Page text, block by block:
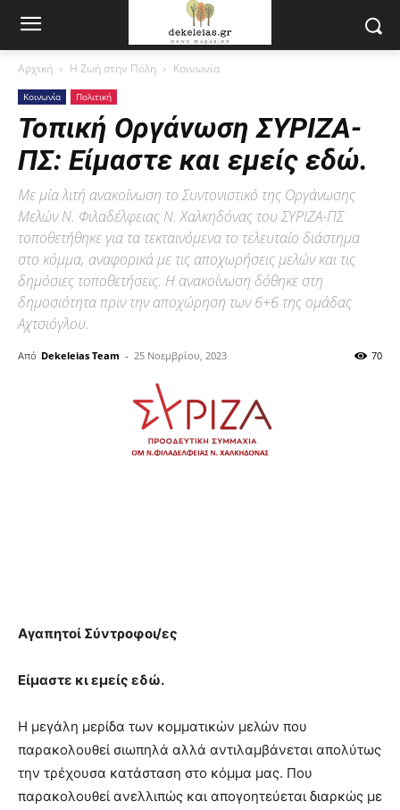
Αρχική Η Ζωή στην Πόλη Κοινωνία
Κοινωνία Πολιτική
Τοπική Οργάνωση ΣΥΡΙΖΑ-
ΠΣ: Είμαστε και εμείς εδώ.
Με μία λιτή ανακοίνωση το Συντονιστικό της Οργάνωσης
Μελών Ν. Φιλαδέλφειας Ν. Χαλκηδόνας του ΣΥΡΙΖΑ-ΠΣ
τοποθετήθηκε για τα τεκταινόμενα το τελευταίο διάστημα
στο κόμμα, αναφορικά με τις αποχωρήσεις μελών και τις
δημόσιες τοποθετήσεις. Η ανακοίνωση δόθηκε στη
δημοσιότητα πριν την αποχώρηση των 6+6 της ομάδας
Αχτσιόγλου.
Από Dekeleias Team - 25 Νοεμβρίου, 2023 70
Αγαπητοί Σύντροφοι/ες
Είμαστε κι εμείς εδώ.
Η μεγάλη μερίδα των κομματικών μελών που
παρακολουθεί σιωπηλά αλλά αντιλαμβάνεται απολύτως
την τρέχουσα κατάσταση στο κόμμα μας. Που
παρακολουθεί ανελλιπώς και απογοητεύεται διαρκώς με